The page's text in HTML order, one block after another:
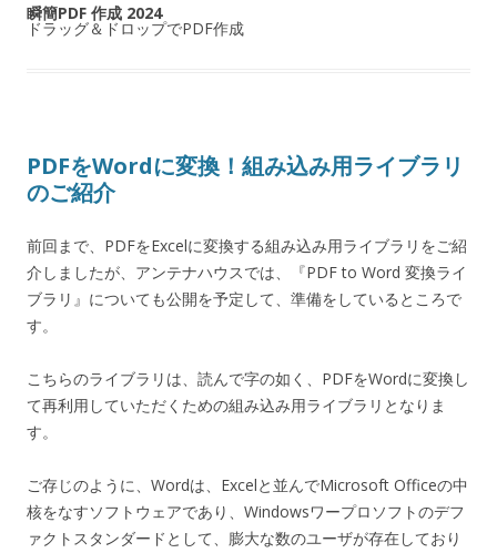
瞬簡PDF 作成 2024
ドラッグ＆ドロップでPDF作成
PDFをWordに変換！組み込み用ライブラリ
のご紹介
前回まで、PDFをExcelに変換する組み込み用ライブラリをご紹
介しましたが、アンテナハウスでは、『PDF to Word 変換ライ
ブラリ』についても公開を予定して、準備をしているところで
す。
こちらのライブラリは、読んで字の如く、PDFをWordに変換し
て再利用していただくための組み込み用ライブラリとなりま
す。
ご存じのように、Wordは、Excelと並んでMicrosoft Officeの中
核をなすソフトウェアであり、Windowsワープロソフトのデフ
ァクトスタンダードとして、膨大な数のユーザが存在しており